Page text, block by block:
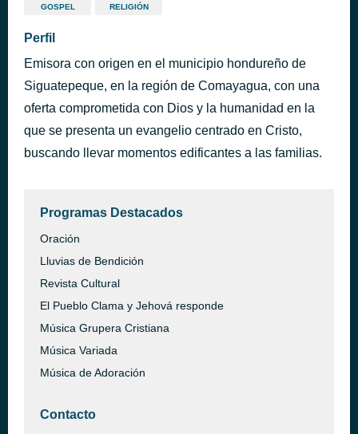
GOSPEL RELIGIÓN
Perfil
Emisora con origen en el municipio hondureño de
Siguatepeque, en la región de Comayagua, con una
oferta comprometida con Dios y la humanidad en la
que se presenta un evangelio centrado en Cristo,
buscando llevar momentos edificantes a las familias.
Programas Destacados
Oración
Lluvias de Bendición
Revista Cultural
El Pueblo Clama y Jehová responde
Música Grupera Cristiana
Música Variada
Música de Adoración
Contacto